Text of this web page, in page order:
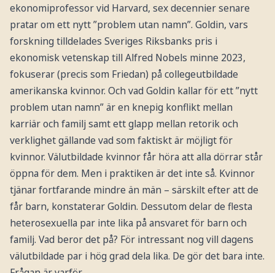
ekonomiprofessor vid Harvard, sex decennier senare
pratar om ett nytt ”problem utan namn”. Goldin, vars
forskning tilldelades Sveriges Riksbanks pris i
ekonomisk vetenskap till Alfred Nobels minne 2023,
fokuserar (precis som Friedan) på collegeutbildade
amerikanska kvinnor. Och vad Goldin kallar för ett ”nytt
problem utan namn” är en knepig konflikt mellan
karriär och familj samt ett glapp mellan retorik och
verklighet gällande vad som faktiskt är möjligt för
kvinnor. Välutbildade kvinnor får höra att alla dörrar står
öppna för dem. Men i praktiken är det inte så. Kvinnor
tjänar fortfarande mindre än män – särskilt efter att de
får barn, konstaterar Goldin. Dessutom delar de flesta
heterosexuella par inte lika på ansvaret för barn och
familj. Vad beror det på? För intressant nog vill dagens
välutbildade par i hög grad dela lika. De gör det bara inte.